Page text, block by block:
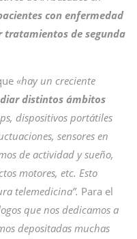
con enfermedad
tratamientos de segunda
«hay un creciente
distintos ámbitos
dispositivos portátiles
sensores en
de actividad y sueño,
motores, etc. Esto
telemedicina”. Para el
que nos dedicamos a
depositadas muchas